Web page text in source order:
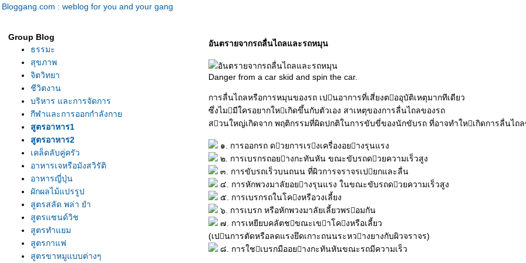
Bloggang.com : weblog for you and your gang
Group Blog
ธรรมะ
สุขภาพ
จิตวิทยา
ชีวิตงาน
บริหาร และการจัดการ
กีฬาและการออกกำลังกา
สูตรอาหาร1
สูตรอาหาร2
เคล็ดลับคู่ครัว
อาหารเจหรือมังสวิรัติ
อาหารญี่ปุ่น
ผักผลไม้แปรรูป
สูตรสลัด พล่า ยำ
สูตรแซนด์วิช
สูตรทำแยม
สูตรกาแฟ
สูตรขาหมูแบบต่างๆ
อันตรายจากรถลื่นไถลและรถหมุน
Danger from a car skid and spin the car.
การลื่นไถลหรือการหมุนของรถ เปนอาการที่เสี่ยงตออุบัติเหตุมากทีเดียว
ซึ่งไมมีใครอยากใหเกิดขึ้นกับตัวเอง สาเหตุของการลื่นไถลของรถ
สวนใหญ่เกิดจาก พฤติกรรมที่ผิดปกติในการขับขี่ของนักขับรถ ที่อาจทําใหเกิดการลื่นไถ
๑. การออกรถ ดวยการเรงเครื่องอยางรุนแรง
๒. การเบรกรถอยางกะทันหัน ขณะขับรถดวยความเร็วสูง
๓. การขับรถเร็วบนถนน ที่ผิวการจราจรเปยกและลื่น
๔. การหักพวงมาลัยอยางรุนแรง ในขณะขับรถดวยความเร็วสูง
๕. การเบรกรถในโคงหรือวงเลี้ยง
๖. การเบรก หรือหักพวงมาลัยเลี้ยวพรอมกัน
๗. การเหยียบคลัตชขณะเขาโคงหรือเลี้ยว
(เปนการตัดหรือลดแรงยึดเกาะถนนระหวางยางกับผิวจราจร)
๘. การใชเบรกมืออยางกะทันหันขณะรถมีความเร็ว